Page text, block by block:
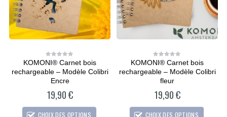
0
out
of
KOMONI® Carnet bois
rechargeable – Modèle Colibri
Encre
19,90€
CHOIX DES OPTIONS
0
out
of
KOMONI® Carnet bois
rechargeable – Modèle Colibri
fleur
19,90€
CHOIX DES OPTIONS